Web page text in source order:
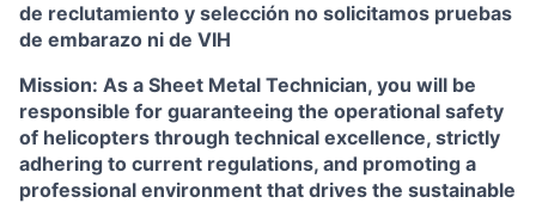
de reclutamiento y selección no solicitamos pruebas
de embarazo ni de VIH
Mission: As a Sheet Metal Technician, you will be
responsible for guaranteeing the operational safety
of helicopters through technical excellence, strictly
adhering to current regulations, and promoting a
professional environment that drives the sustainable